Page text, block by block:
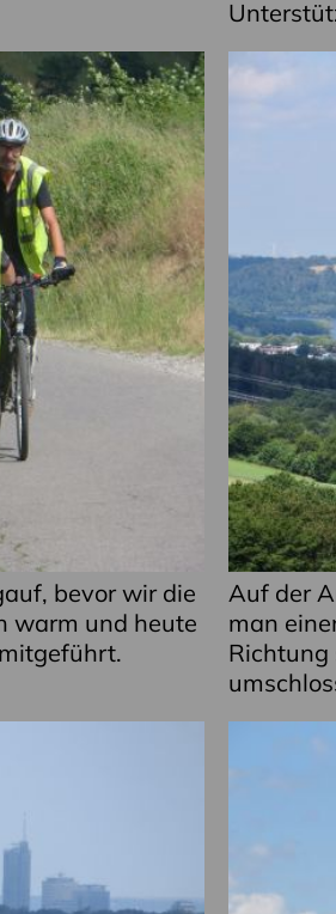
bevor wir die
warm und heute
Auf der
man
Richtung